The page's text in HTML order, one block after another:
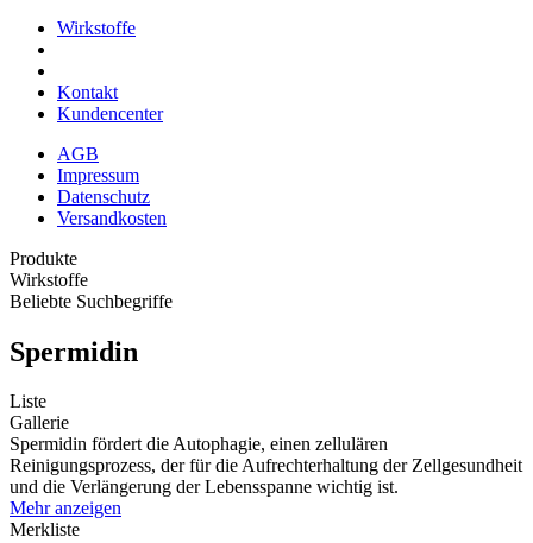
Wirkstoffe
Kontakt
Kundencenter
AGB
Impressum
Datenschutz
Versandkosten
Produkte
Wirkstoffe
Beliebte Suchbegriffe
Spermidin
Liste
Gallerie
Spermidin fördert die Autophagie, einen zellulären
Reinigungsprozess, der für die Aufrechterhaltung der Zellgesundheit
und die Verlängerung der Lebensspanne wichtig ist.
Mehr anzeigen
Merkliste